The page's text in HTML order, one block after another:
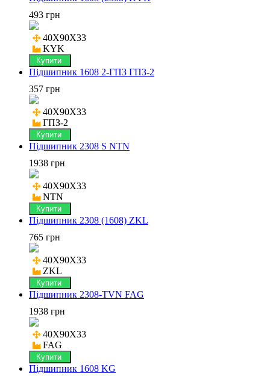
493 грн
40X90X33
KYK
Купити
Підшипник 1608 2-ГПЗ ГПЗ-2
357 грн
40X90X33
ГПЗ-2
Купити
Підшипник 2308 S NTN
1938 грн
40X90X33
NTN
Купити
Підшипник 2308 (1608) ZKL
765 грн
40X90X33
ZKL
Купити
Підшипник 2308-TVN FAG
1938 грн
40X90X33
FAG
Купити
Підшипник 1608 KG